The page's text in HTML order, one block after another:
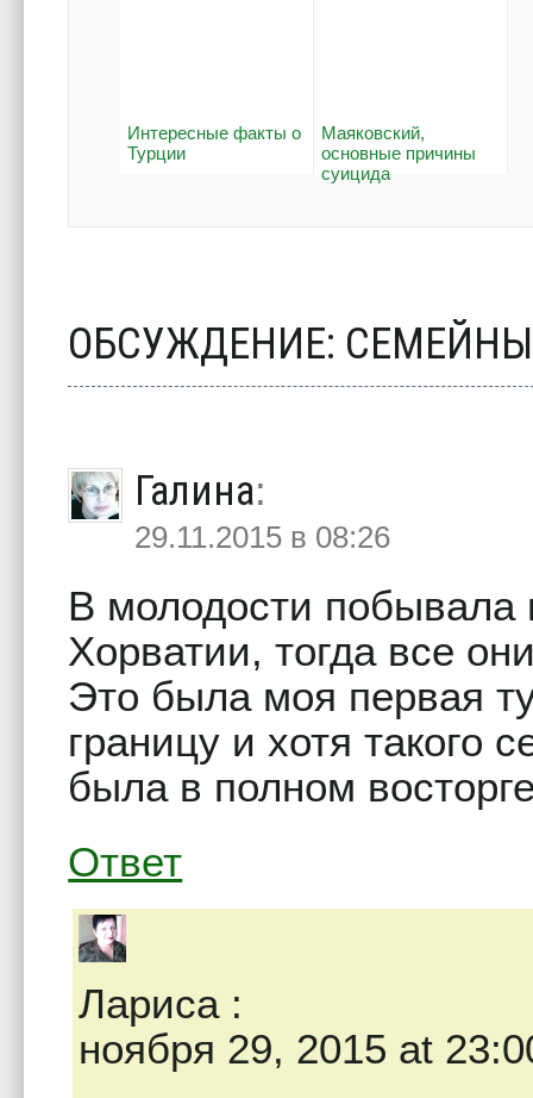
Интересные факты о
Турции
Маяковский,
основные причины
суицида
ОБСУЖДЕНИЕ:
Галина:
29.11.2015 в 08:26
В молодости
Хорватии, тогда все
Это была моя первая
границу и хотя такого
была в полном
Ответ
Лариса :
ноября 29, 2015 at